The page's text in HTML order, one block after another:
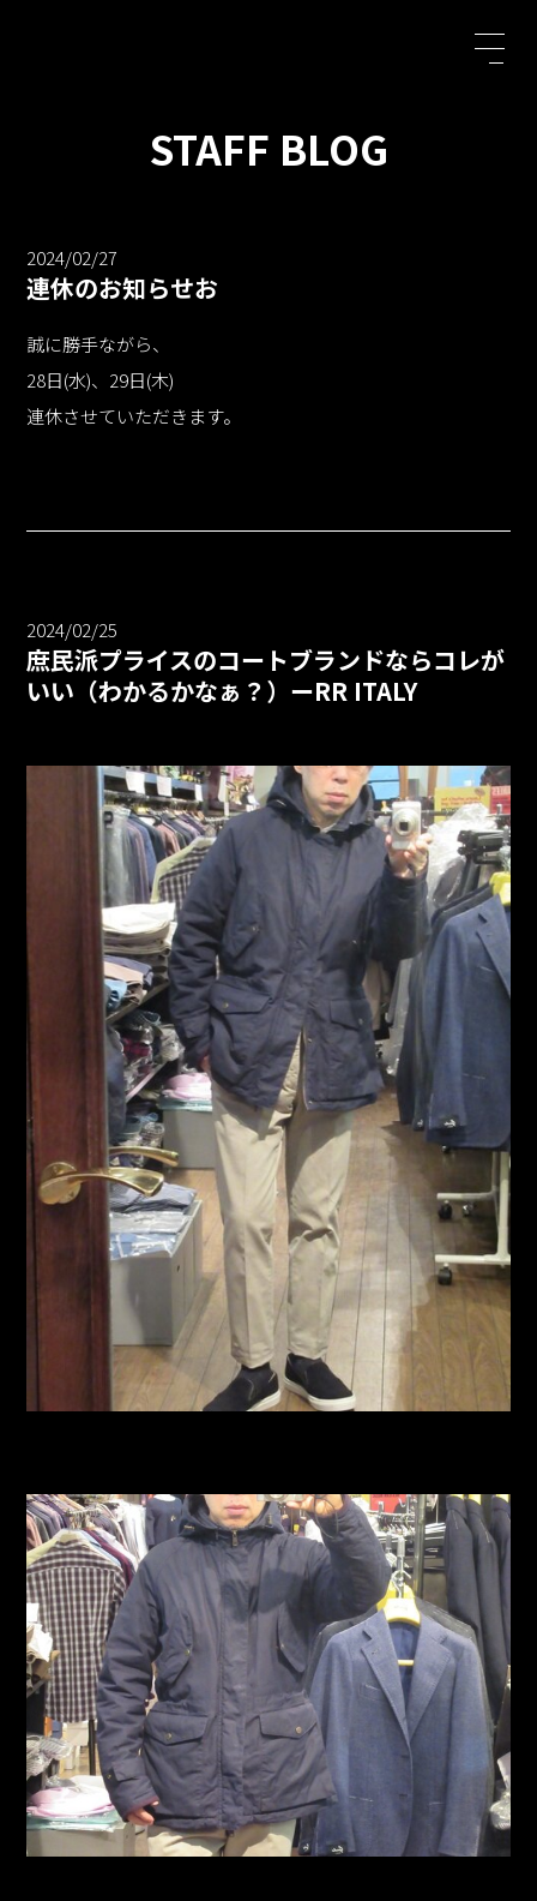
STAFF BLOG
2024/02/27
連休のお知らせお
誠に勝手ながら、
28日(水)、29日(木)
連休させていただきます。
2024/02/25
庶民派プライスのコートブランドならコレが
いい（わかるかなぁ？）ーRR ITALY